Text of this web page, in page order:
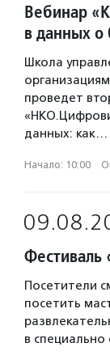
Вебинар
в данных о
Школа
проведет
данных: как…
Начало: 10:00 ·
Фестиваль
Посетители
посетить
в